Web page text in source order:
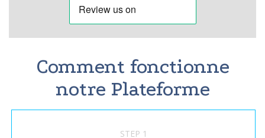
Comment fonctionne
notre Plateforme
STEP 1